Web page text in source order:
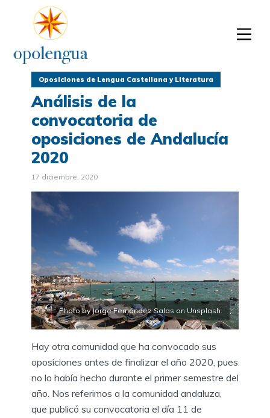
Oposiciones de Lengua Castellana y Literatura
Análisis de la
convocatoria de
oposiciones de Andalucía
2020
17 diciembre, 2020
Photo by Jorge Fernández Salas on Unsplash.
Hay otra comunidad que ha convocado sus
oposiciones antes de finalizar el año 2020, pues
no lo había hecho durante el primer semestre del
año. Nos referimos a la comunidad andaluza,
que publicó su convocatoria el día 11 de